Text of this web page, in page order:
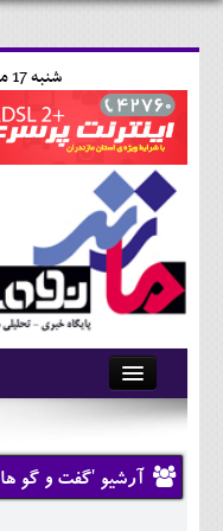
شنبه 17 مرداد 1405-12:41-
آرشیو
تماس با ما
وبلاگ
آرشیو 'گفت و گو ها